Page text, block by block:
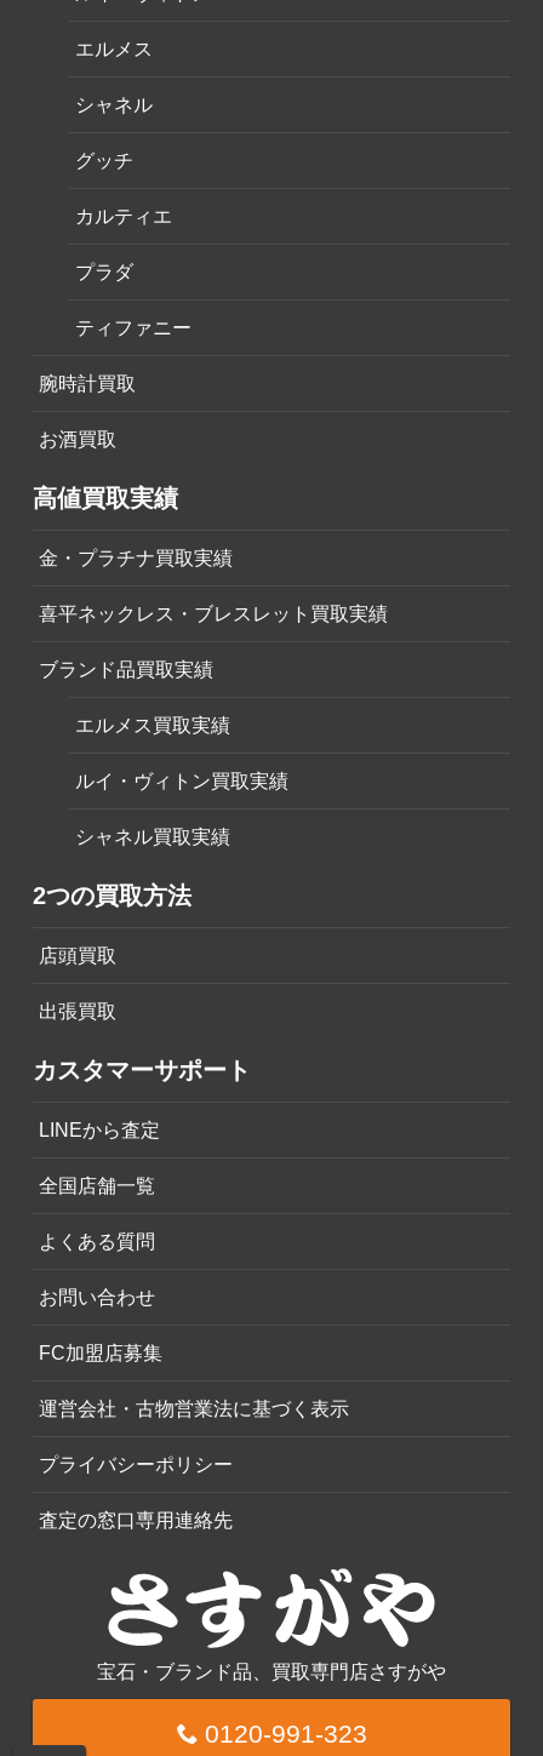
エルメス
シャネル
グッチ
カルティエ
プラダ
ティファニー
腕時計買取
お酒買取
高値買取実績
金・プラチナ買取実績
喜平ネックレス・ブレスレット買取実績
ブランド品買取実績
エルメス買取実績
ルイ・ヴィトン買取実績
シャネル買取実績
2つの買取方法
店頭買取
出張買取
カスタマーサポート
LINEから査定
全国店舗一覧
よくある質問
お問い合わせ
FC加盟店募集
運営会社・古物営業法に基づく表示
プライバシーポリシー
査定の窓口専用連絡先
宝石・ブランド品、買取専門店さすがや
0120-991-323